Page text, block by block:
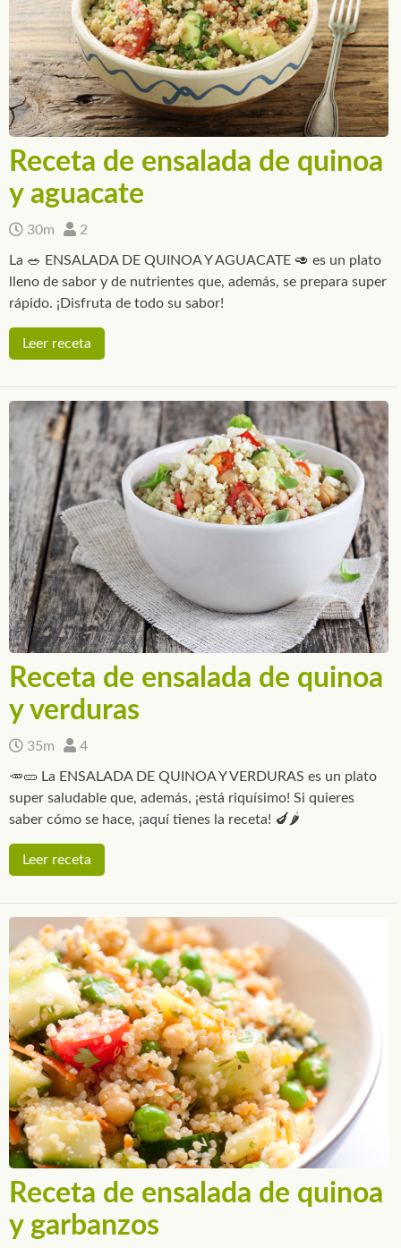
Receta de ensalada de quinoa
y aguacate
30m 2
La 🥗 ENSALADA DE QUINOA Y AGUACATE 🥑 es un plato
lleno de sabor y de nutrientes que, además, se prepara super
rápido. ¡Disfruta de todo su sabor!
Leer receta
Receta de ensalada de quinoa
y verduras
35m 4
🥕🥒 La ENSALADA DE QUINOA Y VERDURAS es un plato
super saludable que, además, ¡está riquísimo! Si quieres
saber cómo se hace, ¡aquí tienes la receta! 🍆🌶
Leer receta
Receta de ensalada de quinoa
y garbanzos